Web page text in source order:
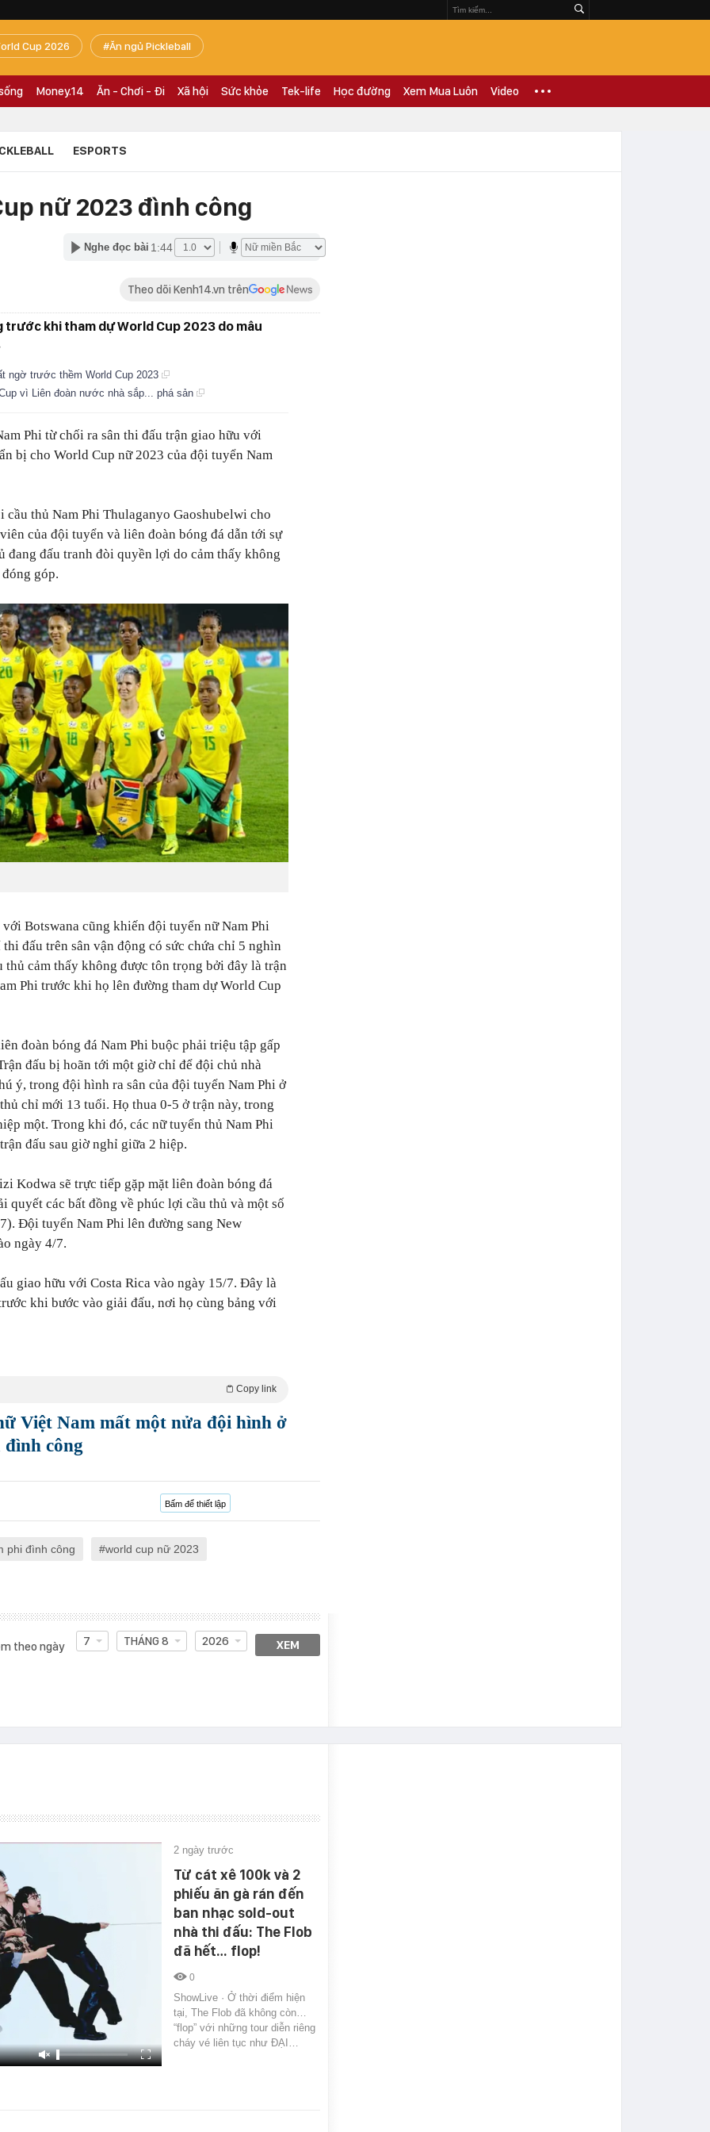
Cup 2026 Ăn ngủ Pickleball
Money.14 Ăn - Chơi - Đi Xã hội Sức khỏe Tek-life Học đường Xem Mua Luôn Video
ESPORTS
nữ 2023 đình công
Nghe đọc bài 1:44
Theo dõi Kenh14.vn trên
khi tham dự World Cup 2023 do mâu
ngờ trước thềm World Cup 2023
vì Liên đoàn nước nhà sắp... phá sản
Phi từ chối ra sân thi đấu trận giao hữu với
bị cho World Cup nữ 2023 của đội tuyển Nam
cầu thủ Nam Phi Thulaganyo Gaoshubelwi cho
của đội tuyển và liên đoàn bóng đá dẫn tới sự
đang đấu tranh đòi quyền lợi do cảm thấy không
góp.
Botswana cũng khiến đội tuyển nữ Nam Phi
đấu trên sân vận động có sức chứa chỉ 5 nghìn
thủ cảm thấy không được tôn trọng bởi đây là trận
Phi trước khi họ lên đường tham dự World Cup
đoàn bóng đá Nam Phi buộc phải triệu tập gấp
đấu bị hoãn tới một giờ chỉ để đội chủ nhà
ý, trong đội hình ra sân của đội tuyển Nam Phi ở
chỉ mới 13 tuổi. Họ thua 0-5 ở trận này, trong
một. Trong khi đó, các nữ tuyển thủ Nam Phi
đấu sau giờ nghỉ giữa 2 hiệp.
Kodwa sẽ trực tiếp gặp mặt liên đoàn bóng đá
quyết các bất đồng về phúc lợi cầu thủ và một số
Đội tuyển Nam Phi lên đường sang New
ngày 4/7.
giao hữu với Costa Rica vào ngày 15/7. Đây là
khi bước vào giải đấu, nơi họ cùng bảng với
Copy link
Việt Nam mất một nửa đội hình ở
công
Bấm để thiết lập
phi đình công world cup nữ 2023
theo ngày 7 THÁNG 8 2026 XEM
2 ngày trước
Từ cát xê 100k và 2
phiếu ăn gà rán đến
ban nhạc sold-out
nhà thi đấu: The Flob
đã hết… flop!
0
ShowLive · Ở thời điểm hiện
tại, The Flob đã không còn…
“flop” với những tour diễn riêng
cháy vé liên tục như ĐẠI…